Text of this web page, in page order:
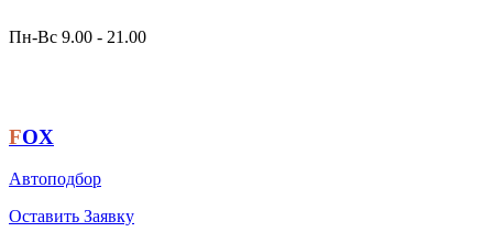
Пн-Вс 9.00 - 21.00
FOX
Автоподбор
Оставить Заявку